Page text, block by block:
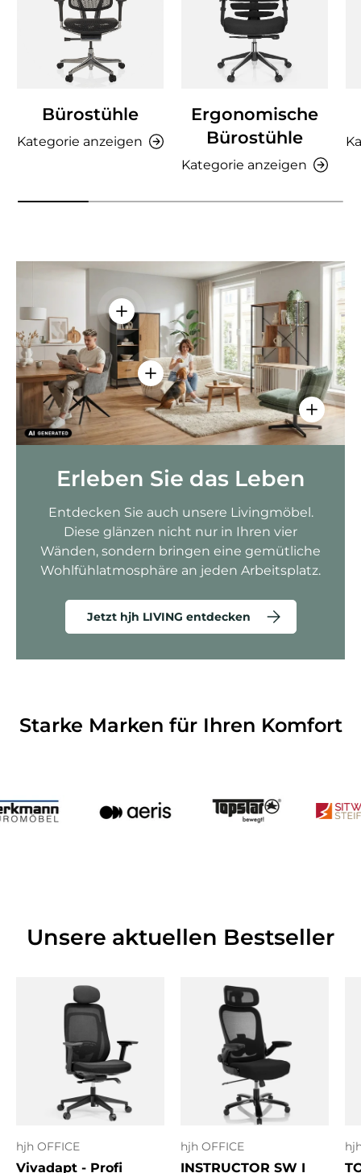
Bürostühle
Kategorie anzeigen
Ergonomische
Bürostühle
Kategorie anzeigen
Einzelheiten anzeigen - AMIO H -
Einzelheiten anzeigen - Sitzolo 2
Erleben Sie das Leben
Entdecken Sie auch unsere Livingmöbel.
Diese glänzen nicht nur in Ihren vier
Wänden, sondern bringen eine gemütliche
Wohlfühlatmosphäre an jeden Arbeitsplatz.
Jetzt hjh LIVING entdecken
Starke Marken für Ihren Komfort
Unsere aktuellen Bestseller
hjh OFFICE
Vivadapt - Profi
hjh OFFICE
INSTRUCTOR SW I